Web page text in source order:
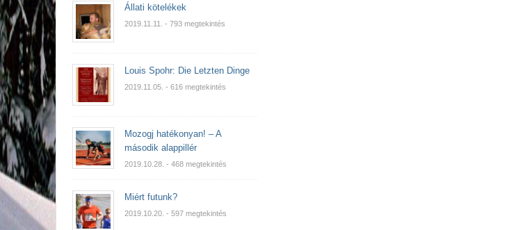
Állati kötelékek
2019.11.11. - 793 megtekintés
Louis Spohr: Die Letzten Dinge
2019.11.05. - 616 megtekintés
Mozogj hatékonyan! – A
második alappillér
2019.10.28. - 468 megtekintés
Miért futunk?
2019.10.20. - 597 megtekintés